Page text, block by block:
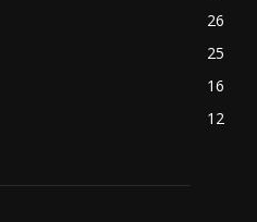
26
25
16
12